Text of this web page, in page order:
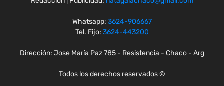
Whatsapp: 3624-906667
Tel. Fijo: 3624-443200
Dirección: Jose María Paz 785 - Resistencia - Chaco - Arg
Todos los derechos reservados ©